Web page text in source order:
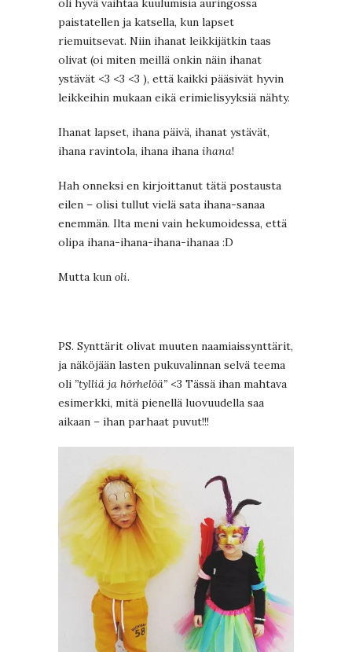
oli hyvä vaihtaa kuulumisia auringossa
paistatellen ja katsella, kun lapset
riemuitsevat. Niin ihanat leikkijätkin taas
olivat (oi miten meillä onkin näin ihanat
ystävät <3 <3 <3 ), että kaikki pääsivät hyvin
leikkeihin mukaan eikä erimielisyyksiä nähty.
Ihanat lapset, ihana päivä, ihanat ystävät,
ihana ravintola, ihana ihana ihana!
Hah onneksi en kirjoittanut tätä postausta
eilen – olisi tullut vielä sata ihana-sanaa
enemmän. Ilta meni vain hekumoidessa, että
olipa ihana-ihana-ihana-ihanaa :D
Mutta kun oli.
PS. Synttärit olivat muuten naamiaissynttärit,
ja näköjään lasten pukuvalinnan selvä teema
oli ”tylliä ja hörhelöä” <3 Tässä ihan mahtava
esimerkki, mitä pienellä luovuudella saa
aikaan – ihan parhaat puvut!!!